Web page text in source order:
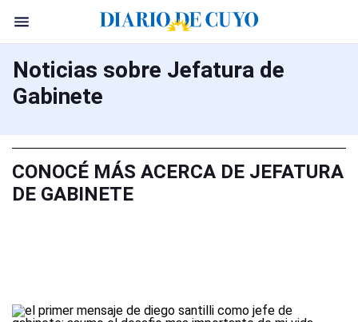
Noticias sobre Jefatura de
Gabinete
CONOCÉ MÁS ACERCA DE JEFATURA
DE GABINETE